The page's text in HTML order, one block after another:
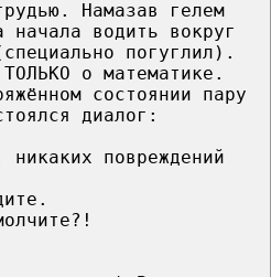
Намазав гелем
начала водить вокруг
погуглил).
о математике.
состоянии пару
диалог:
повреждений